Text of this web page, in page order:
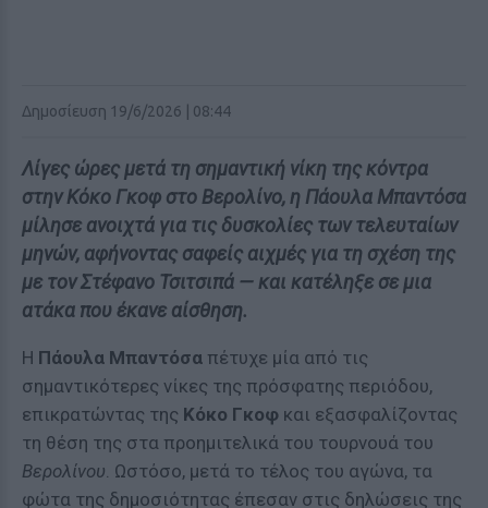
Δημοσίευση 19/6/2026 | 08:44
Λίγες ώρες μετά τη σημαντική νίκη της κόντρα
στην Κόκο Γκοφ στο Βερολίνο, η Πάουλα Μπαντόσα
μίλησε ανοιχτά για τις δυσκολίες των τελευταίων
μηνών, αφήνοντας σαφείς αιχμές για τη σχέση της
με τον Στέφανο Τσιτσιπά — και κατέληξε σε μια
ατάκα που έκανε αίσθηση.
Η Πάουλα Μπαντόσα πέτυχε μία από τις
σημαντικότερες νίκες της πρόσφατης περιόδου,
επικρατώντας της Κόκο Γκοφ και εξασφαλίζοντας
τη θέση της στα προημιτελικά του τουρνουά του
Βερολίνου. Ωστόσο, μετά το τέλος του αγώνα, τα
φώτα της δημοσιότητας έπεσαν στις δηλώσεις της